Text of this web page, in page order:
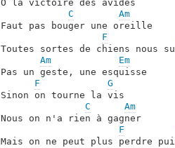
O la victoire des avides
C
Am
Faut pas bouger une oreille
F
Toutes sortes de chiens nous
Am
Em
Pas un geste, une esquisse
F
G
Sinon on tourne la vis
C
Am
Nous on n'a rien à gagner
F
Mais on ne peut plus perdre